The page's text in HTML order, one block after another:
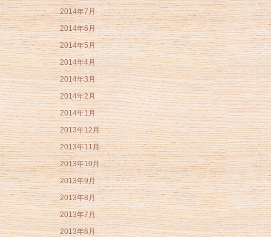
2014年7月
2014年6月
2014年5月
2014年4月
2014年3月
2014年2月
2014年1月
2013年12月
2013年11月
2013年10月
2013年9月
2013年8月
2013年7月
2013年6月